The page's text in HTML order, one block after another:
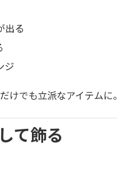
出る
ジ
けでも立派なアイテムに。
て飾る